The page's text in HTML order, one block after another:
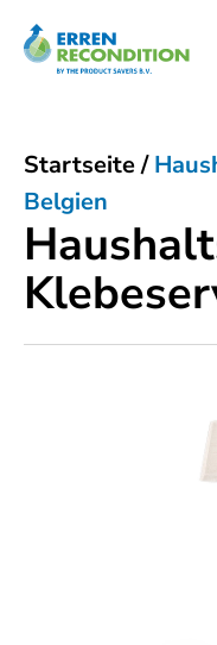
Startseite/
Belgien